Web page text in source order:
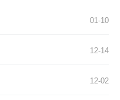
01-10
12-14
12-02